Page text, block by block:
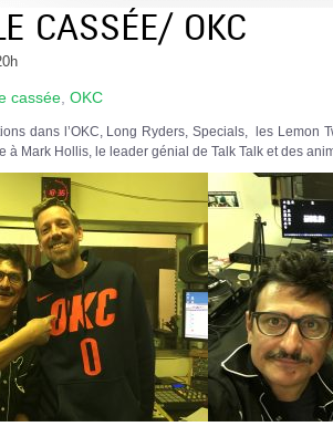
CASSÉE/ OKC
cassée OKC
dans l’OKC, Long Ryders, Specials, les Lemon
à Mark Hollis, le leader génial de Talk Talk et des